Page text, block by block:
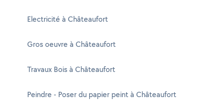
Electricité à Châteaufort
Gros oeuvre à Châteaufort
Travaux Bois à Châteaufort
Peindre - Poser du papier peint à Châteaufort